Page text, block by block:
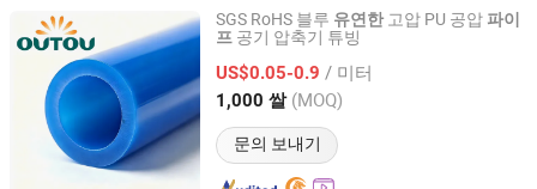
SGS RoHS 블루 유연한고압 PU 공압 파이
프 공기 압축기 튜빙
US$0.05-0.9 / 미터
1,000 쌀 (MOQ)
문의 보내기
Suzhou Outou Pneumatic Technology Co., Ltd.
Jiangsu, China 이후 2024